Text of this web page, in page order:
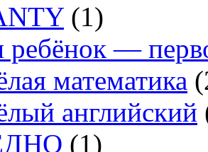
(1)
—
математика
английский
(1)